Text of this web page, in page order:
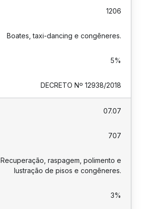
1206
Boates, taxi-dancing e congêneres.
5%
DECRETO Nº 12938/2018
07.07
707
Recuperação, raspagem, polimento e
lustração de pisos e congêneres.
3%